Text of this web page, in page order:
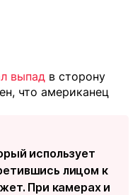
выпад в сторону
что американец
использует
лицом к
При камерах и